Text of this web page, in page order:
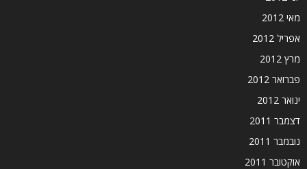
מאי 2012
אפריל 2012
מרץ 2012
פברואר 2012
ינואר 2012
דצמבר 2011
נובמבר 2011
אוקטובר 2011